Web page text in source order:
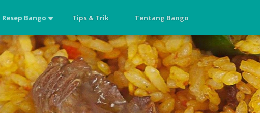
Resep Bango Tips & Trik Tentang Bango